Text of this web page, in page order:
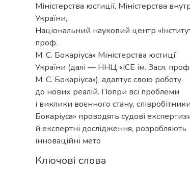
Міністерства юстиції, Міністерства
України,
Національний науковий центр
проф.
М. С. Бокаріуса» Міністерства юстиції
України (далі — ННЦ «ІСЕ ім. Засл. проф.
М. С. Бокаріуса»), адаптує свою роботу
до нових реалій. Попри всі проблеми
і виклики воєнного стану,
Бокаріуса» проводять судові
й експертні дослідження, розробляють
інноваційні мето
Ключові слова